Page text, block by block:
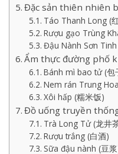
Đặc sản thiên nhiên
Táo Thanh Long (
Rượu gạo Trùng
Đậu Nành Sơn
Ẩm thực đường phố
Bánh mì bao tử (包
Nem rán Trung
Xôi hấp (糯米饭)
Đồ uống truyền
Trà Long Tử (龙井
Rượu trắng (白酒)
Sữa đậu nành (豆